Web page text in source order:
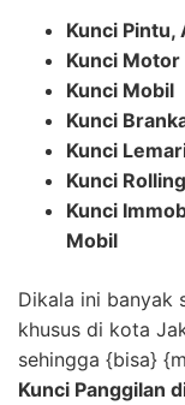
Kunci Pintu,
Kunci Motor
Kunci Mobil
Kunci
Kunci
Kunci
Kunci
Mobil
Dikala ini banyak
khusus di kota
sehingga {bisa}
Kunci Panggilan